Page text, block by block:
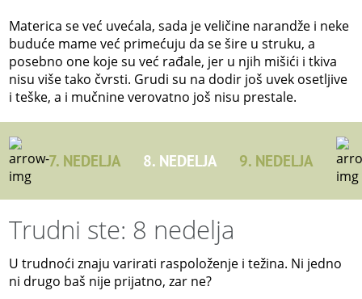
Materica se već uvećala, sada je veličine narandže i neke
buduće mame već primećuju da se šire u struku, a
posebno one koje su već rađale, jer u njih mišići i tkiva
nisu više tako čvrsti. Grudi su na dodir još uvek osetljive
i teške, a i mučnine verovatno još nisu prestale.
7. NEDELJA 8. NEDELJA 9. NEDELJA
Trudni ste: 8 nedelja
U trudnoći znaju varirati raspoloženje i težina. Ni jedno
ni drugo baš nije prijatno, zar ne?